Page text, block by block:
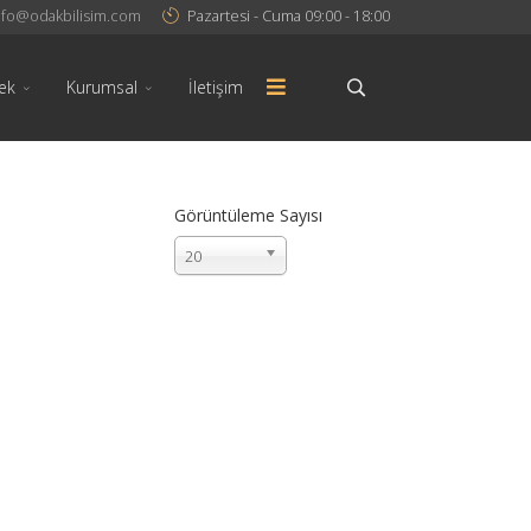
Pazartesi - Cuma 09:00 - 18:00
Kurumsal İletişim
Görüntüleme Sayısı
20